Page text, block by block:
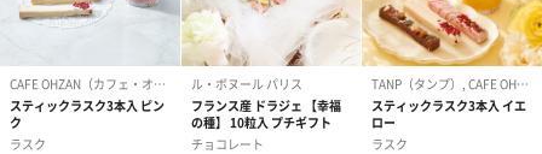
コットン巾着 【誕生
日】（グレー）S（550
円）
コットン巾着 【誕生
日】（スモーキーピン
ク）S（550円）
コットン巾着
とう】 S（550